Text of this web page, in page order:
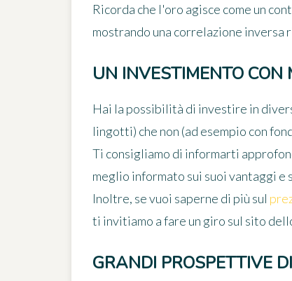
Ricorda che l'oro agisce come un
mostrando una correlazione
UN INVESTIMENTO CON
Hai la possibilità di investire in
lingotti) che non (ad esempio con
Ti consigliamo di informarti
meglio informato sui suoi vantaggi e
Inoltre, se vuoi saperne di più sul
ti invitiamo a fare un giro sul sito
GRANDI PROSPETTIVE